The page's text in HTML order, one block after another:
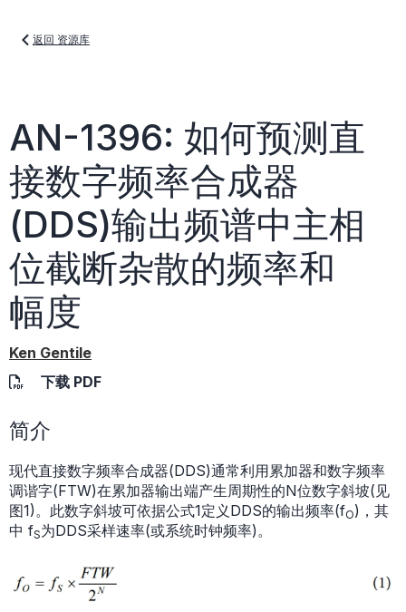
返回 资源库
AN-1396: 如何预测直
接数字频率合成器
(DDS)输出频谱中主相
位截断杂散的频率和
幅度
Ken Gentile
下载 PDF
简介
现代直接数字频率合成器(DDS)通常利用累加器和数字频率
调谐字(FTW)在累加器输出端产生周期性的N位数字斜坡(见
图1)。此数字斜坡可依据公式1定义DDS的输出频率(fO)，其
中 fS为DDS采样速率(或系统时钟频率)。